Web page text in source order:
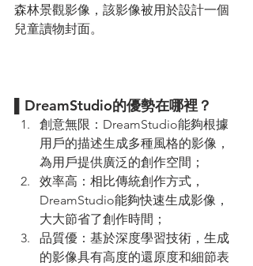
森林景觀影像，該影像被用於設計一個
兒童讀物封面。
▌DreamStudio的優勢在哪裡？
創意無限：DreamStudio能夠根據
用戶的描述生成多種風格的影像，
為用戶提供廣泛的創作空間；
效率高：相比傳統創作方式，
DreamStudio能夠快速生成影像，
大大節省了創作時間；
品質優：基於深度學習技術，生成
的影像具有高度的還原度和細節表